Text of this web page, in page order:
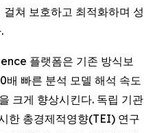
쳐 보호하고 최적화하며 성
플랫폼은 기존 방식보
배 빠른 분석 모델 해석 속도
크게 향상시킨다. 독립 기관
한 총경제적영향(TEI) 연구